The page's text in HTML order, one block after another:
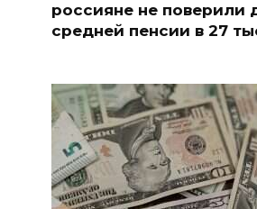
россияне не поверили
средней пенсии в 27